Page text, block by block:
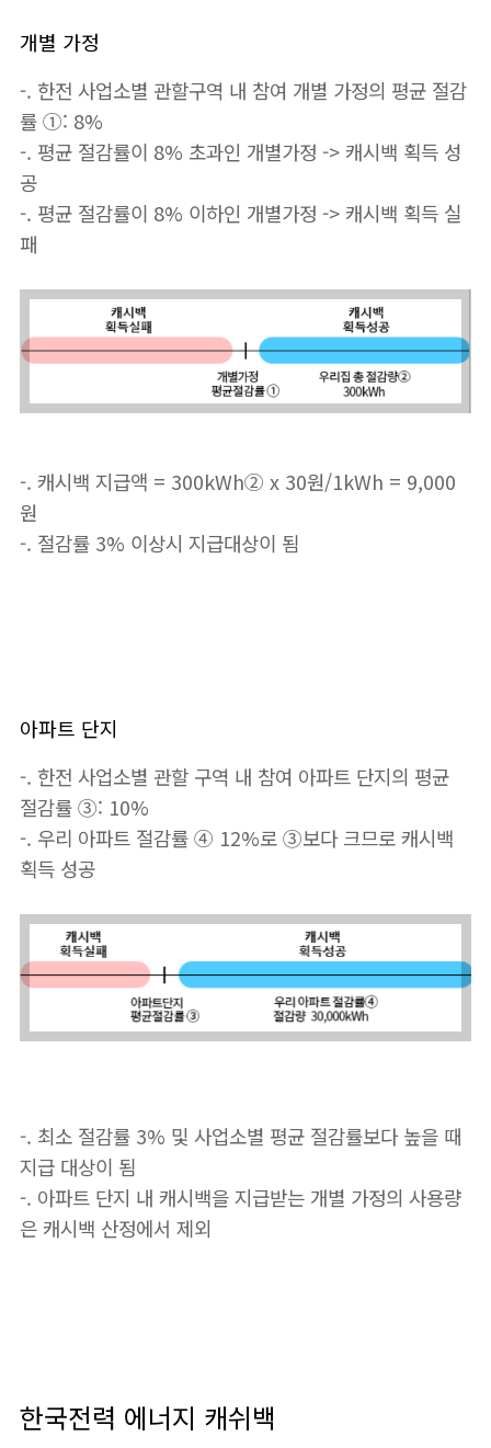
개별 가정
-. 한전 사업소별 관할구역 내 참여 개별 가정의 평균 절감
률 ①: 8%
-. 평균 절감률이 8% 초과인 개별가정 -> 캐시백 획득 성
공
-. 평균 절감률이 8% 이하인 개별가정 -> 캐시백 획득 실
패
-. 캐시백 지급액 = 300kWh② x 30원/1kWh = 9,000
원
-. 절감률 3% 이상시 지급대상이 됨
아파트 단지
-. 한전 사업소별 관할 구역 내 참여 아파트 단지의 평균
절감률 ③: 10%
-. 우리 아파트 절감률 ④ 12%로 ③보다 크므로 캐시백
획득 성공
-. 최소 절감률 3% 및 사업소별 평균 절감률보다 높을 때
지급 대상이 됨
-. 아파트 단지 내 캐시백을 지급받는 개별 가정의 사용량
은 캐시백 산정에서 제외
한국전력 에너지 캐쉬백